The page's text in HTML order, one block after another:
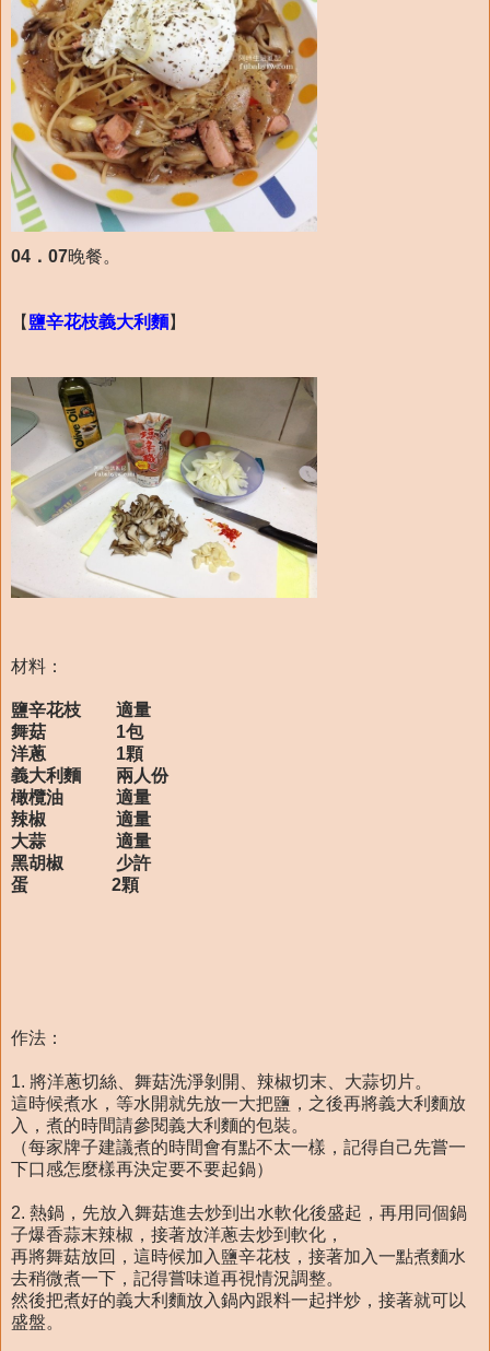
04．07晚餐。
【 鹽辛花枝義大利麵】
材料：
鹽辛花枝 適量
舞菇 1包
洋蔥 1顆
義大利麵 兩人份
橄欖油 適量
辣椒 適量
大蒜 適量
黑胡椒 少許
蛋 2顆
作法：
1. 將洋蔥切絲、舞菇洗淨剝開、辣椒切末、大蒜切片。
這時候煮水，等水開就先放一大把鹽，之後再將義大利麵放
入，煮的時間請參閱義大利麵的包裝。
（每家牌子建議煮的時間會有點不太一樣，記得自己先嘗一
下口感怎麼樣再決定要不要起鍋）
2. 熱鍋，先放入舞菇進去炒到出水軟化後盛起，再用同個鍋
子爆香蒜末辣椒，接著放洋蔥去炒到軟化，
再將舞菇放回，這時候加入鹽辛花枝，接著加入一點煮麵水
去稍微煮一下，記得嘗味道再視情況調整。
然後把煮好的義大利麵放入鍋內跟料一起拌炒，接著就可以
盛盤。